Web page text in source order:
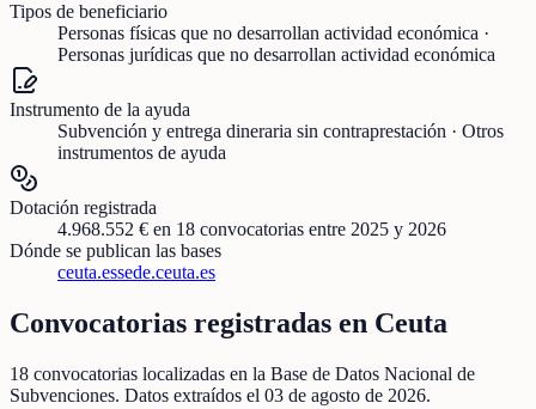
Tipos de beneficiario
Personas físicas que no desarrollan actividad económica ·
Personas jurídicas que no desarrollan actividad económica
Instrumento de la ayuda
Subvención y entrega dineraria sin contraprestación · Otros
instrumentos de ayuda
Dotación registrada
4.968.552 € en 18 convocatorias entre 2025 y 2026
Dónde se publican las bases
ceuta.essede.ceuta.es
Convocatorias registradas en Ceuta
18 convocatorias localizadas en la Base de Datos Nacional de
Subvenciones. Datos extraídos el 03 de agosto de 2026.